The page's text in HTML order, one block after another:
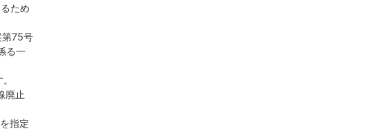
ため
第75号
る一
廃止
指定